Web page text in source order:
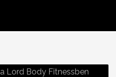
Lord Body Fitnessben